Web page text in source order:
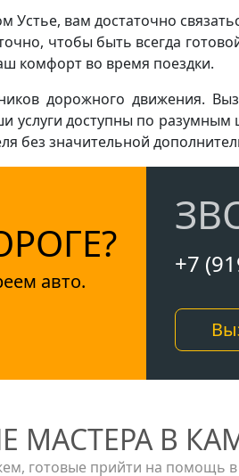
вам достаточно
чтобы быть всегда
комфорт во время поездки.
дорожного движения.
услуги доступны по
без значительной
авто.
+7
В
готовые прийти на помощь